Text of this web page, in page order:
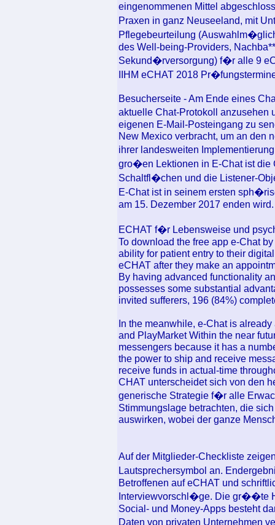
eingenommenen Mittel
Praxen in ganz Neuseeland, mit
Pflegebeurteilung
des Well-being-Providers,
Sekund�rversorgung) f�r alle 9
IIHM eCHAT 2018
Besucherseite - Am Ende eines
aktuelle Chat-Protokoll
eigenen E-Mail-Posteingang zu
New Mexico verbracht, um an den
ihrer landesweiten
gro�en Lektionen in E-Chat ist die
Schaltfl�chen und die Listener-
E-Chat ist in seinem ersten
am 15. Dezember 2017 enden wird.
ECHAT f�r Lebensweise und
To download the free app e-Chat
ability for patient entry to their
eCHAT after they make an
By having advanced functionality
possesses some substantial
invited sufferers, 196 (84%)
In the meanwhile, e-Chat is
and PlayMarket Within the near
messengers because it has a
the power to ship and receive
receive funds in actual-time
CHAT unterscheidet sich von den
generische Strategie f�r alle
Stimmungslage betrachten, die
auswirken, wobei der ganze
Auf der Mitglieder-Checkliste
Lautsprechersymbol an.
Betroffenen auf eCHAT und
Interviewvorschl�ge. Die gr��te
Social- und Money-Apps besteht
Daten von privaten Unternehmen